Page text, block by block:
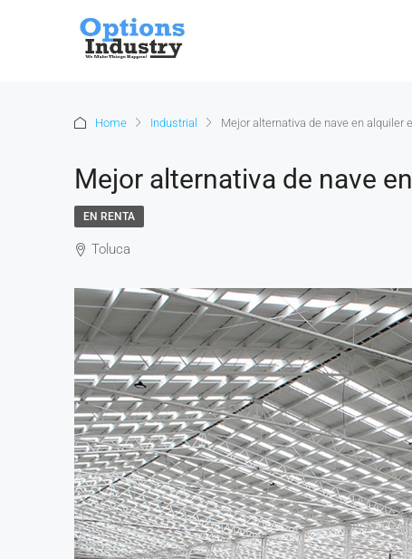
Home Industrial Mejor alternativa de nave en alquiler
Mejor alternativa de nave
EN RENTA
Toluca